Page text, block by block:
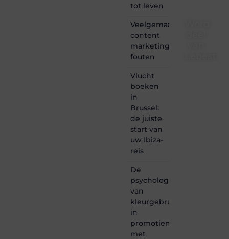
tot leven
Veelgemaakte
content
marketing
fouten
Vlucht
boeken
in
Brussel:
de juiste
start van
uw Ibiza-
reis
De
psychologie
van
kleurgebruik
in
promotiemateriaal
met